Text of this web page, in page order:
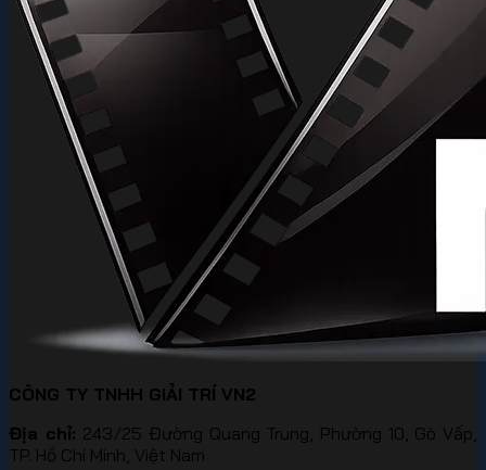
CÔNG TY TNHH GIẢI TRÍ VN2
Địa chỉ: 243/25 Đường Quang Trung, Phường 10, Gò Vấp,
TP. Hồ Chí Minh, Việt Nam